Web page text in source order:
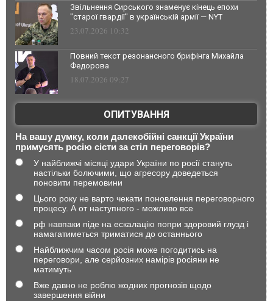
Звільнення Сирського знаменує кінець епохи
"старої гвардії" в українській армії — NYT
23.07.2026 10:32
Повний текст резонансного брифінга Михайла
Федорова
18.07.2026 09:27
ОПИТУВАННЯ
На вашу думку, коли далекобійні санкції України
примусять росію сісти за стіл переговорів?
У найближчі місяці удари України по росії стануть
настільки болючими, що агресору доведеться
поновити перемовини
Цього року не варто чекати поновлення переговорного
процесу. А от наступного - можливо все
рф навпаки піде на ескалацію попри здоровий глузд і
намагатиметься триматися до останнього
Найближчим часом росія може погодитись на
переговори, але серйозних намірів росіяни не
матимуть
Вже давно не роблю жодних прогнозів щодо
завершення війни